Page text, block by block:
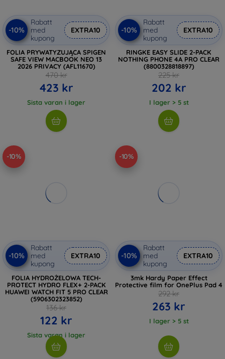
-10%
Rabatt
med
kupong
EXTRA10
FOLIA PRYWATYZUJĄCA SPIGEN
SAFE VIEW MACBOOK NEO 13
2026 PRIVACY (AFL11670)
470 kr
423 kr
Sista varan i lager
-10%
Rabatt
med
kupong
EXTRA10
RINGKE EASY SLIDE 2-PACK
NOTHING PHONE 4A PRO CLEAR
(8800328818897)
225 kr
202 kr
I lager > 5 st
-10%
-10%
Rabatt
med
kupong
EXTRA10
FOLIA HYDROŻELOWA TECH-
PROTECT HYDRO FLEX+ 2-PACK
HUAWEI WATCH FIT 5 PRO CLEAR
(5906302323852)
136 kr
122 kr
Sista varan i lager
-10%
-10%
Rabatt
med
kupong
EXTRA10
3mk Hardy Paper Effect
Protective film for OnePlus Pad 4
292 kr
263 kr
I lager > 5 st